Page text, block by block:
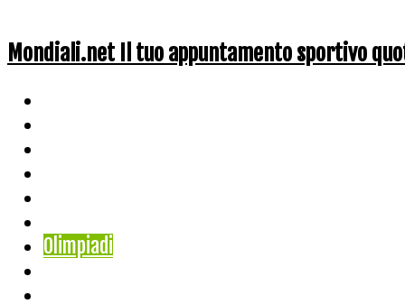
Mondiali.net Il tuo appuntamento sportivo
Olimpiadi